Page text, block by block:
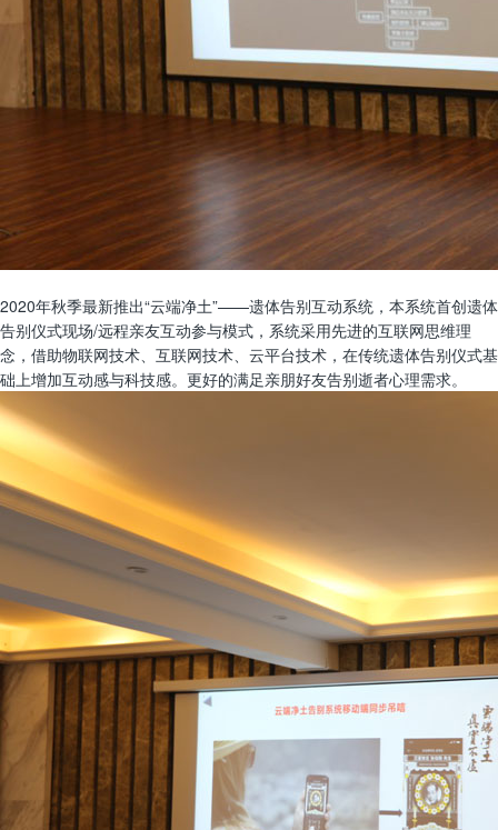
2020年秋季最新推出“云端净土”——遗体告别互动系统，本系统首创遗体
告别仪式现场/远程亲友互动参与模式，系统采用先进的互联网思维理
念，借助物联网技术、互联网技术、云平台技术，在传统遗体告别仪式基
础上增加互动感与科技感。更好的满足亲朋好友告别逝者心理需求。